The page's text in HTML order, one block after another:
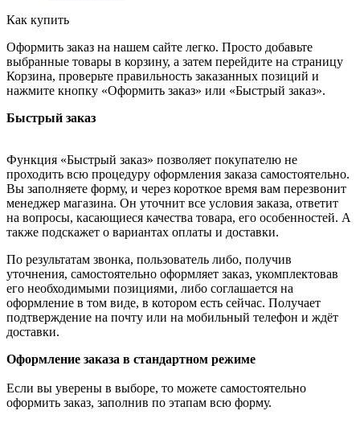
Как купить
Оформить заказ на нашем сайте легко. Просто добавьте
выбранные товары в корзину, а затем перейдите на страницу
Корзина, проверьте правильность заказанных позиций и
нажмите кнопку «Оформить заказ» или «Быстрый заказ».
Быстрый заказ
Функция «Быстрый заказ» позволяет покупателю не
проходить всю процедуру оформления заказа самостоятельно.
Вы заполняете форму, и через короткое время вам перезвонит
менеджер магазина. Он уточнит все условия заказа, ответит
на вопросы, касающиеся качества товара, его особенностей. А
также подскажет о вариантах оплаты и доставки.
По результатам звонка, пользователь либо, получив
уточнения, самостоятельно оформляет заказ, укомплектовав
его необходимыми позициями, либо соглашается на
оформление в том виде, в котором есть сейчас. Получает
подтверждение на почту или на мобильный телефон и ждёт
доставки.
Оформление заказа в стандартном режиме
Если вы уверены в выборе, то можете самостоятельно
оформить заказ, заполнив по этапам всю форму.